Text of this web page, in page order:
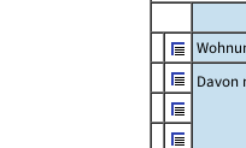
Davon